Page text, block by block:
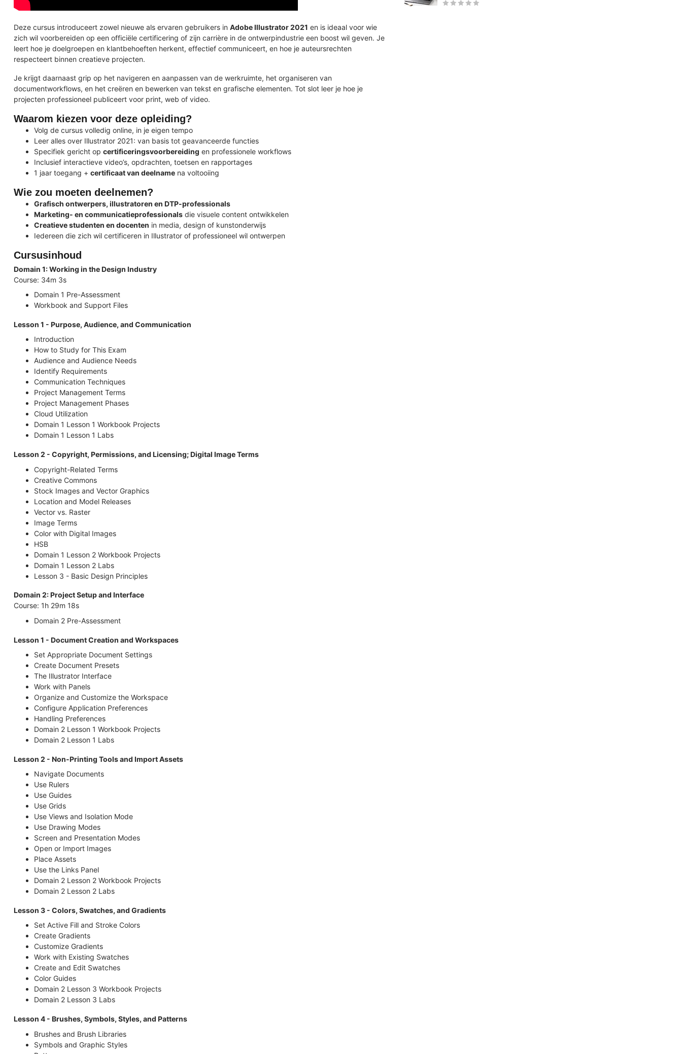
Deze cursus introduceert zowel nieuwe als ervaren gebruikers in Adobe Illustrator 2021 en is ideaal voor wie
zich wil voorbereiden op een officiële certificering of zijn carrière in de ontwerpindustrie een boost wil geven. Je
leert hoe je doelgroepen en klantbehoeften herkent, effectief communiceert, en hoe je auteursrechten
respecteert binnen creatieve projecten.
Je krijgt daarnaast grip op het navigeren en aanpassen van de werkruimte, het organiseren van
documentworkflows, en het creëren en bewerken van tekst en grafische elementen. Tot slot leer je hoe je
projecten professioneel publiceert voor print, web of video.
Waarom kiezen voor deze opleiding?
Volg de cursus volledig online, in je eigen tempo
Leer alles over Illustrator 2021: van basis tot geavanceerde functies
Specifiek gericht op certificeringsvoorbereiding en professionele workflows
Inclusief interactieve video’s, opdrachten, toetsen en rapportages
1 jaar toegang + certificaat van deelname na voltooiing
Wie zou moeten deelnemen?
Grafisch ontwerpers, illustratoren en DTP-professionals
Marketing- en communicatieprofessionals die visuele content ontwikkelen
Creatieve studenten en docenten in media, design of kunstonderwijs
Iedereen die zich wil certificeren in Illustrator of professioneel wil ontwerpen
Cursusinhoud
Domain 1: Working in the Design Industry
Course: 34m 3s
Domain 1 Pre-Assessment
Workbook and Support Files
Lesson 1 - Purpose, Audience, and Communication
Introduction
How to Study for This Exam
Audience and Audience Needs
Identify Requirements
Communication Techniques
Project Management Terms
Project Management Phases
Cloud Utilization
Domain 1 Lesson 1 Workbook Projects
Domain 1 Lesson 1 Labs
Lesson 2 - Copyright, Permissions, and Licensing; Digital Image Terms
Copyright-Related Terms
Creative Commons
Stock Images and Vector Graphics
Location and Model Releases
Vector vs. Raster
Image Terms
Color with Digital Images
HSB
Domain 1 Lesson 2 Workbook Projects
Domain 1 Lesson 2 Labs
Lesson 3 - Basic Design Principles
Domain 2: Project Setup and Interface
Course: 1h 29m 18s
Domain 2 Pre-Assessment
Lesson 1 - Document Creation and Workspaces
Set Appropriate Document Settings
Create Document Presets
The Illustrator Interface
Work with Panels
Organize and Customize the Workspace
Configure Application Preferences
Handling Preferences
Domain 2 Lesson 1 Workbook Projects
Domain 2 Lesson 1 Labs
Lesson 2 - Non-Printing Tools and Import Assets
Navigate Documents
Use Rulers
Use Guides
Use Grids
Use Views and Isolation Mode
Use Drawing Modes
Screen and Presentation Modes
Open or Import Images
Place Assets
Use the Links Panel
Domain 2 Lesson 2 Workbook Projects
Domain 2 Lesson 2 Labs
Lesson 3 - Colors, Swatches, and Gradients
Set Active Fill and Stroke Colors
Create Gradients
Customize Gradients
Work with Existing Swatches
Create and Edit Swatches
Color Guides
Domain 2 Lesson 3 Workbook Projects
Domain 2 Lesson 3 Labs
Lesson 4 - Brushes, Symbols, Styles, and Patterns
Brushes and Brush Libraries
Symbols and Graphic Styles